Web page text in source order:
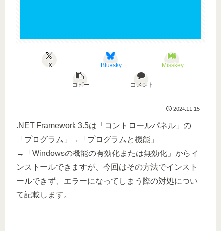
X Bluesky Misskey
コピー コメント
2024.11.15
.NET Framework 3.5は「コントロールパネル」の
「プログラム」→「プログラムと機能」
→「Windowsの機能の有効化または無効化」からイ
ンストールできますが、今回はその方法でインスト
ールできず、エラーになってしまう際の対処につい
て記載します。